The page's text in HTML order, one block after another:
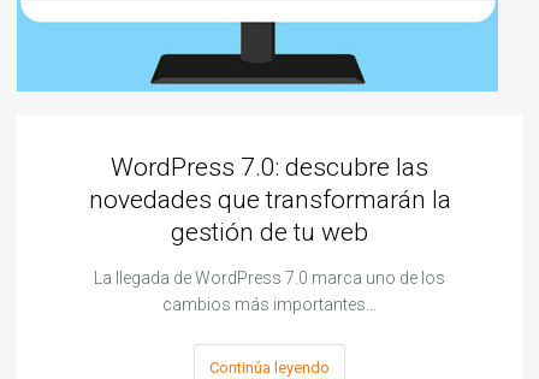
WordPress 7.0: descubre las
novedades que transformarán la
gestión de tu web
La llegada de WordPress 7.0 marca uno de los
cambios más importantes…
Continúa leyendo